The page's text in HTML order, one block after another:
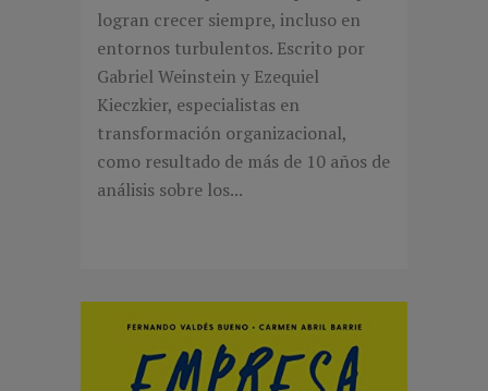
logran crecer siempre, incluso en
entornos turbulentos. Escrito por
Gabriel Weinstein y Ezequiel
Kieczkier, especialistas en
transformación organizacional,
como resultado de más de 10 años de
análisis sobre los...